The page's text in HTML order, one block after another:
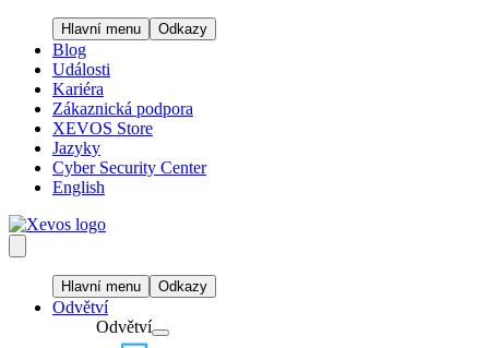
Hlavní menu Odkazy
Blog
Události
Kariéra
Zákaznická podpora
XEVOS Store
Jazyky
Cyber Security Center
English
Hlavní menu Odkazy
Odvětví
Odvětví